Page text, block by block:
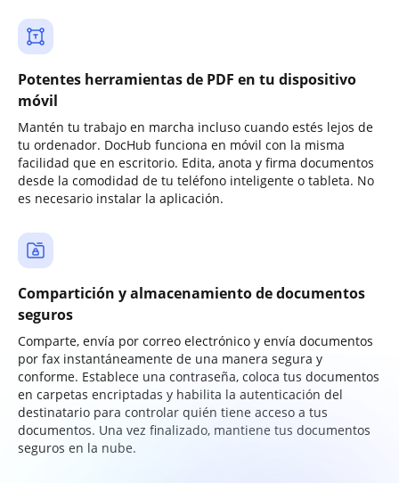
Potentes herramientas de PDF en tu dispositivo
móvil
Mantén tu trabajo en marcha incluso cuando estés lejos de
tu ordenador. DocHub funciona en móvil con la misma
facilidad que en escritorio. Edita, anota y firma documentos
desde la comodidad de tu teléfono inteligente o tableta. No
es necesario instalar la aplicación.
Compartición y almacenamiento de documentos
seguros
Comparte, envía por correo electrónico y envía documentos
por fax instantáneamente de una manera segura y
conforme. Establece una contraseña, coloca tus documentos
en carpetas encriptadas y habilita la autenticación del
destinatario para controlar quién tiene acceso a tus
documentos. Una vez finalizado, mantiene tus documentos
seguros en la nube.